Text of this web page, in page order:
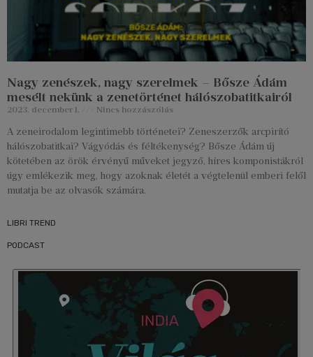
Nagy zenészek, nagy szerelmek – Bősze Ádám
mesélt nekünk a zenetörténet hálószobatitkairól
2023. december 1. Nincs hozzászólás
A zeneirodalom legintimebb történetei? Zeneszerzők arcpirító
hálószobatitkai? Vágyódás és féltékenység? Bősze Ádám új
kötetében az örök érvényű műveket jegyző, híres komponistákról
úgy emlékezik meg, hogy azoknak életét a végtelenül emberi felől
mutatja be az olvasók számára.
LIBRI TREND
PODCAST